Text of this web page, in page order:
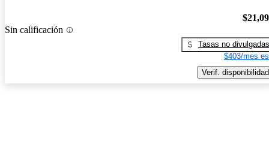
Sin calificación
Tasas no divulgadas
$403/mes
Verif. disponibilidad